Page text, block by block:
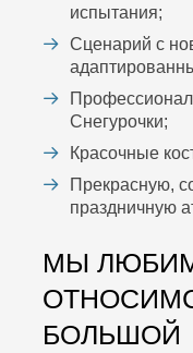
испытания;
Сценарий с
Снегурочки;
Красочные
Прекрасную,
праздничную
МЫ
БОЛЬШОЙ